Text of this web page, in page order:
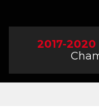
2017-2020